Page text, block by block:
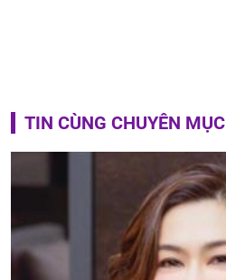
TIN CÙNG CHUYÊN MỤC